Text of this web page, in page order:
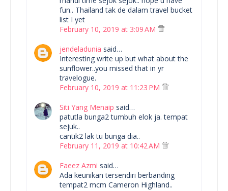
fun.. Thailand tak de dalam travel bucket
list I yet
February 10, 2019 at 3:09 AM
jendeladunia said…
Interesting write up but what about the
sunflower..you missed that in yr
travelogue.
February 10, 2019 at 11:23 PM
Siti Yang Menaip said…
patutla bunga2 tumbuh elok ja. tempat
sejuk..
cantik2 lak tu bunga dia..
February 11, 2019 at 10:42 AM
Faeez Azmi said…
Ada keunikan tersendiri berbanding
tempat2 mcm Cameron Highland..